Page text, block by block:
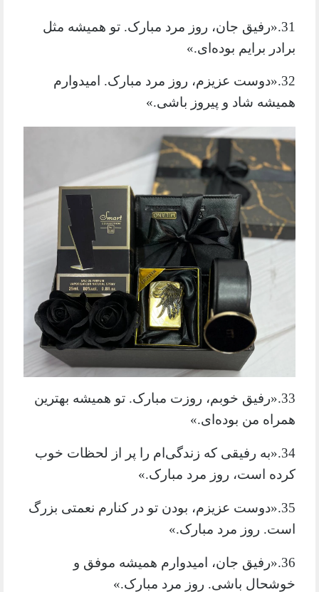
31.«رفیق جان، روز مرد مبارک. تو همیشه مثل
برادر برایم بوده‌ای.»
32.«دوست عزیزم، روز مرد مبارک. امیدوارم
همیشه شاد و پیروز باشی.»
33.«رفیق خوبم، روزت مبارک. تو همیشه بهترین
همراه من بوده‌ای.»
34.«به رفیقی که زندگی‌ام را پر از لحظات خوب
کرده است، روز مرد مبارک.»
35.«دوست عزیزم، بودن تو در کنارم نعمتی بزرگ
است. روز مرد مبارک.»
36.«رفیق جان، امیدوارم همیشه موفق و
خوشحال باشی. روز مرد مبارک.»